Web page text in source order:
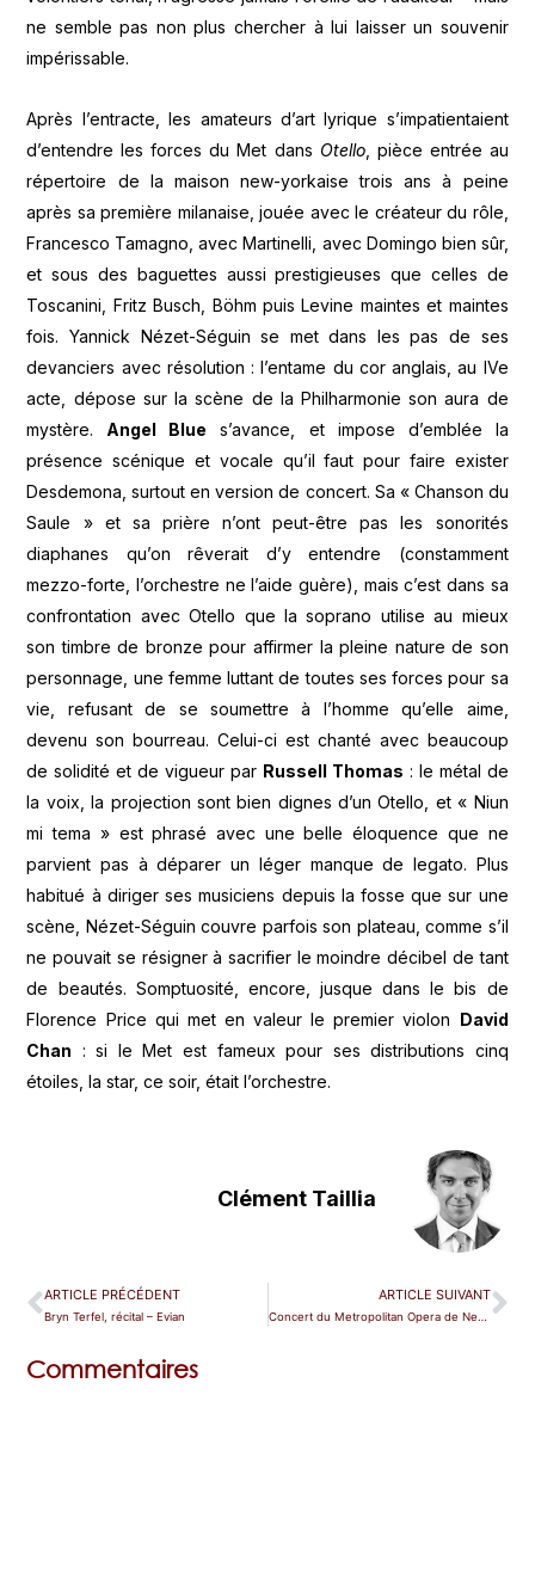
ne semble pas non plus chercher à lui laisser un souvenir
impérissable.
Après l’entracte, les amateurs d’art lyrique s’impatientaient
d’entendre les forces du Met dans Otello, pièce entrée au
répertoire de la maison new-yorkaise trois ans à peine
après sa première milanaise, jouée avec le créateur du rôle,
Francesco Tamagno, avec Martinelli, avec Domingo bien sûr,
et sous des baguettes aussi prestigieuses que celles de
Toscanini, Fritz Busch, Böhm puis Levine maintes et maintes
fois. Yannick Nézet-Séguin se met dans les pas de ses
devanciers avec résolution : l’entame du cor anglais, au IVe
acte, dépose sur la scène de la Philharmonie son aura de
mystère. Angel Blue s’avance, et impose d’emblée la
présence scénique et vocale qu’il faut pour faire exister
Desdemona, surtout en version de concert. Sa « Chanson du
Saule » et sa prière n’ont peut-être pas les sonorités
diaphanes qu’on rêverait d’y entendre (constamment
mezzo-forte, l’orchestre ne l’aide guère), mais c’est dans sa
confrontation avec Otello que la soprano utilise au mieux
son timbre de bronze pour affirmer la pleine nature de son
personnage, une femme luttant de toutes ses forces pour sa
vie, refusant de se soumettre à l’homme qu’elle aime,
devenu son bourreau. Celui-ci est chanté avec beaucoup
de solidité et de vigueur par Russell Thomas : le métal de
la voix, la projection sont bien dignes d’un Otello, et « Niun
mi tema » est phrasé avec une belle éloquence que ne
parvient pas à déparer un léger manque de legato. Plus
habitué à diriger ses musiciens depuis la fosse que sur une
scène, Nézet-Séguin couvre parfois son plateau, comme s’il
ne pouvait se résigner à sacrifier le moindre décibel de tant
de beautés. Somptuosité, encore, jusque dans le bis de
Florence Price qui met en valeur le premier violon David
Chan : si le Met est fameux pour ses distributions cinq
étoiles, la star, ce soir, était l’orchestre.
Clément Taillia
ARTICLE PRÉCÉDENT
Bryn Terfel, récital – Evian
ARTICLE SUIVANT
Commentaires